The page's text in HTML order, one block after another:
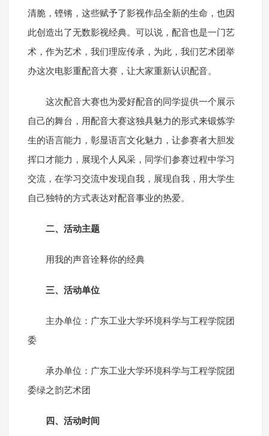
清脆，铿锵，这些赋予了影视作品全新的生命，也因
此创造出了无数影视经典。可以说，配音也是一门艺
术，作为艺术，我们理应传承，为此，我们艺术团举
办这次电影重配音大赛，让大家重新认识配音。
这次配音大赛也为爱好配音的同学提供一个展示
自己的舞台，用配音大赛这独具魅力的形式来锻炼学
生的语言能力，彰显语言文化魅力，让参赛者大胆发
挥口才能力，展现个人风采，同学们参赛过程中学习
交流，在学习交流中发现自我，展现自我，用大学生
自己独特的方式表达对配音事业的热爱。
二、活动主题
用我的声音诠释你的经典
三、活动单位
主办单位：广东工业大学环境科学与工程学院团
委
承办单位：广东工业大学环境科学与工程学院团
委绿之韵艺术团
四、活动时间